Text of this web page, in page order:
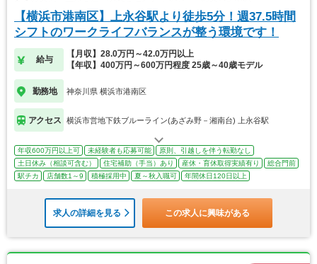
【横浜市港南区】上永谷駅より徒歩5分！週37.5時間
シフトのワークライフバランスが整う環境です！
給与
【月収】28.0万円～42.0万円以上
【年収】400万円～600万円程度 25歳～40歳モデル
勤務地 神奈川県 横浜市港南区
アクセス 横浜市営地下鉄ブルーライン(あざみ野－湘南台) 上永谷駅
年収600万円以上可 未経験者も応募可能
原則、引越しを伴う転勤なし
土日休み（相談可含む）
住宅補助（手当）あり 産休・育休取得実績有り
総合門前
駅チカ
店舗数1～9 積極採用中 夏～秋入職可 年間休日120日以上
求人の詳細を見る この求人に興味がある